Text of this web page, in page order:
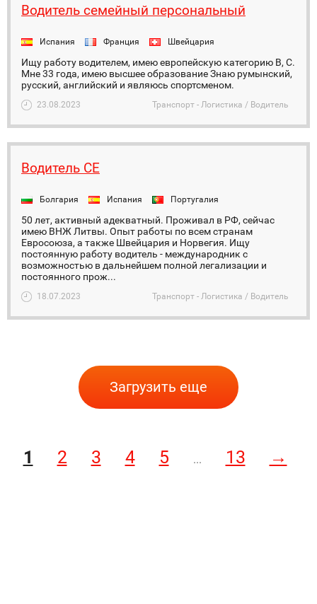
Водитель семейный персональный
Испания Франция Швейцария
Ищу работу водителем, имею европейскую категорию В, С.
Мне 33 года, имею высшее образование Знаю румынский,
русский, английский и являюсь спортсменом.
23.08.2023 Транспорт - Логистика / Водитель
Водитель СЕ
Болгария Испания Португалия
50 лет, активный адекватный. Проживал в РФ, сейчас
имею ВНЖ Литвы. Опыт работы по всем странам
Евросоюза, а также Швейцария и Норвегия. Ищу
постоянную работу водитель - международник с
возможностью в дальнейшем полной легализации и
постоянного прож...
18.07.2023 Транспорт - Логистика / Водитель
Загрузить еще
1 2 3 4 5 ... 13 →